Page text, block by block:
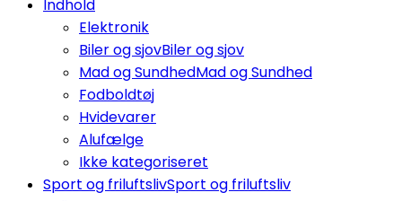
Indhold
Elektronik
Biler og sjovBiler og sjov
Mad og SundhedMad og Sundhed
Fodboldtøj
Hvidevarer
Alufælge
Ikke kategoriseret
Sport og friluftslivSport og friluftsliv